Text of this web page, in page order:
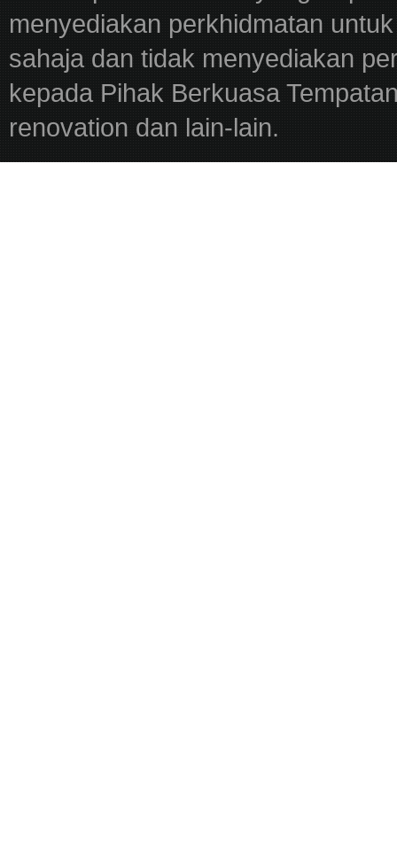
menyediakan perkhidmatan
sahaja dan tidak menyediakan
kepada Pihak Berkuasa
renovation dan lain-lain.